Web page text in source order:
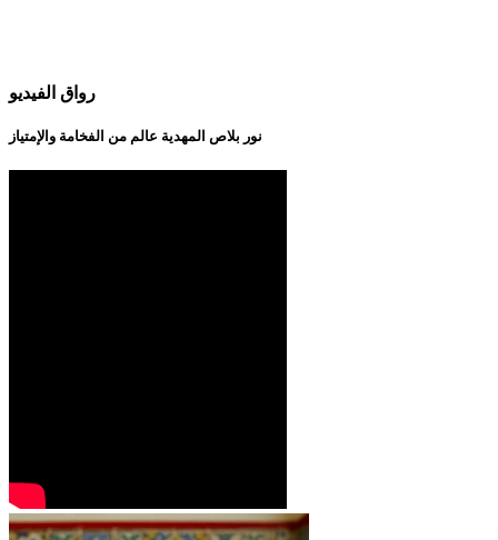
رواق الفيديو
نور بلاص المهدية عالم من الفخامة والإمتياز